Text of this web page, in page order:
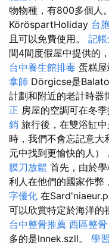
物物種，有800多個人
KöröspartHoliday 台
且可以免費使用。 記
間4間度假屋中提供的
台中養生館排毒 蛋糕
拿師 Dörgicse是
計劃和附近的老計時器
正 房屋的空調可在冬
銷 旅行後，在雙浴缸
時，我們不會忘記意大
元中找到更愉快的人）
膜刀放鬆 首先，由於
利人在他們的國家作弊
字優化 在
可以欣賞特定於海洋的
台中整骨推薦 西區整骨
多的是lnnek.szll。 學